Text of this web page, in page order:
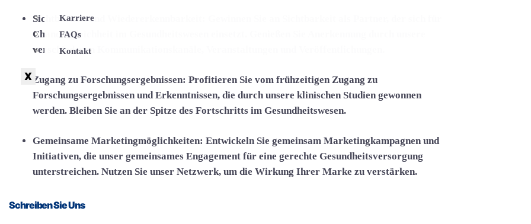
Karriere
FAQs
Kontakt
X
Sichtbarkeit und Wiedererkennbarkeit:
Chancengleichheit im Gesundheitswesen einsetzt. Genießen Sie Anerkennung durch unsere
verschiedenen Kommunikationskanäle, Veranstaltungen und Veröffentlichungen.
Zugang zu Forschungsergebnissen: Profitieren Sie vom frühzeitigen Zugang zu
Forschungsergebnissen und Erkenntnissen, die durch unsere klinischen Studien gewonnen
werden. Bleiben Sie an der Spitze des Fortschritts im Gesundheitswesen.
Gemeinsame Marketingmöglichkeiten: Entwickeln Sie gemeinsam Marketingkampagnen und
Initiativen, die unser gemeinsames Engagement für eine gerechte Gesundheitsversorgung
unterstreichen. Nutzen Sie unser Netzwerk, um die Wirkung Ihrer Marke zu verstärken.
Schreiben Sie Uns